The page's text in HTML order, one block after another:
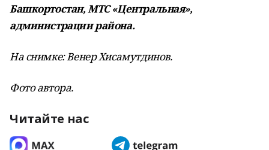
Башкортостан, МТС «Центральная»,
администрации района.
На снимке: Венер Хисамутдинов.
Фото автора.
Читайте нас